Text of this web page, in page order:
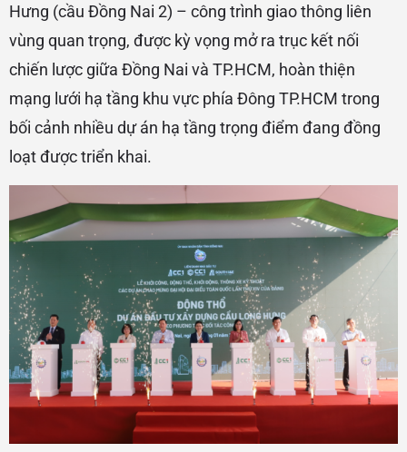
Hưng (cầu Đồng Nai 2) – công trình giao thông liên
vùng quan trọng, được kỳ vọng mở ra trục kết nối
chiến lược giữa Đồng Nai và TP.HCM, hoàn thiện
mạng lưới hạ tầng khu vực phía Đông TP.HCM trong
bối cảnh nhiều dự án hạ tầng trọng điểm đang đồng
loạt được triển khai.